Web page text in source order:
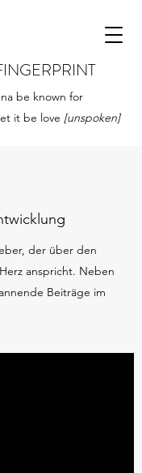
be known for
it be love [unspoken]
der über den
anspricht. Neben
Beiträge im